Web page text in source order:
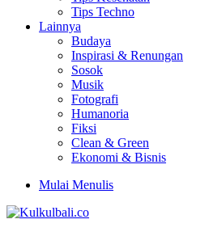
Tips Techno
Lainnya
Budaya
Inspirasi & Renungan
Sosok
Musik
Fotografi
Humanoria
Fiksi
Clean & Green
Ekonomi & Bisnis
Mulai Menulis